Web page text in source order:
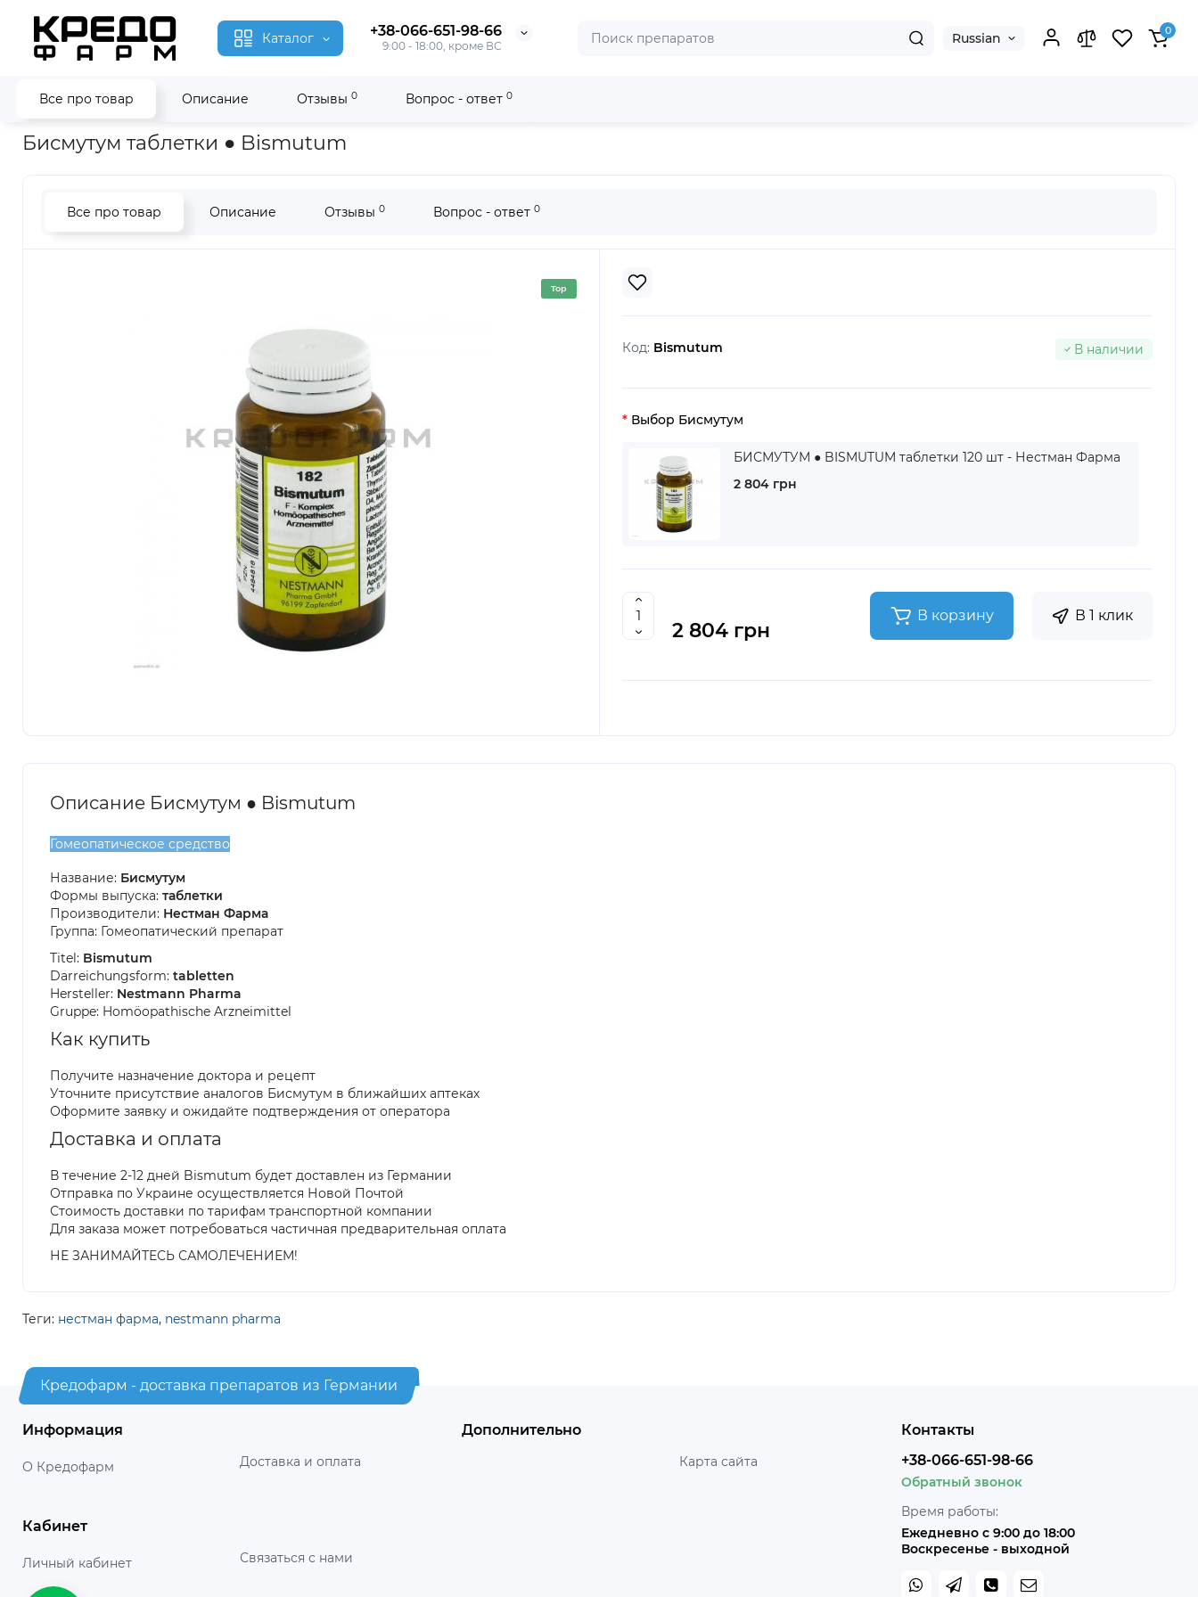
Каталог +38-066-651-98-66
9:00 - 18:00, кроме ВС Russian 0
Все про товар Описание Отзывы 0 Вопрос - ответ 0
Главная Гомеопатия Бисмутум ● Bismutum
Бисмутум таблетки ● Bismutum
Все про товар Описание Отзывы 0 Вопрос - ответ 0
Top
Код: Bismutum В наличии
Выбор Бисмутум
БИСМУТУМ ● BISMUTUM таблетки 120 шт - Нестман Фарма
2 804 грн
2 804 грн
В корзину В 1 клик
Описание Бисмутум ● Bismutum
Гомеопатическое средство
Название: Бисмутум
Формы выпуска: таблетки
Производители: Нестман Фарма
Группа: Гомеопатический препарат
Titel: Bismutum
Darreichungsform: tabletten
Hersteller: Nestmann Pharma
Gruppe: Homöopathische Arzneimittel
Как купить
Получите назначение доктора и рецепт
Уточните присутствие аналогов Бисмутум в ближайших аптеках
Оформите заявку и ожидайте подтверждения от оператора
Доставка и оплата
В течение 2-12 дней Bismutum будет доставлен из Германии
Отправка по Украине осуществляется Новой Почтой
Стоимость доставки по тарифам транспортной компании
Для заказа может потребоваться частичная предварительная оплата
НЕ ЗАНИМАЙТЕСЬ САМОЛЕЧЕНИЕМ!
Теги: нестман фарма, nestmann pharma
Кредофарм - доставка препаратов из Германии
Информация
О Кредофарм Доставка и оплата
Дополнительно
Карта сайта
Кабинет
Личный кабинет Связаться с нами
Контакты
+38-066-651-98-66
Обратный звонок
Время работы:
Ежедневно с 9:00 до 18:00
Воскресенье - выходной